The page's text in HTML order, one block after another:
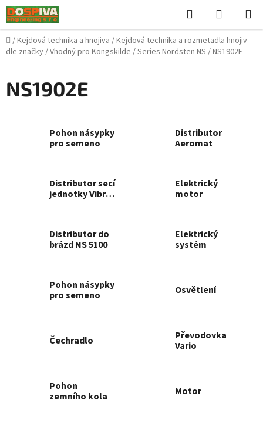
Přejít
na
obsah
Hledat
KOŠÍK
Domů
/Kejdová technika a hnojiva/Kejdová technika a rozmetadla hnojiv
dle značky/Vhodný pro Kongskilde/Series Nordsten NS/NS1902E
NS1902E
Pohon násypky
pro semeno
Distributor
Aeromat
Distributor secí
jednotky Vibro,
Elektrický
motor
Distributor do
brázd NS 5100
Elektrický
systém
Pohon násypky
pro semeno
Osvětlení
Čechradlo
Převodovka
Vario
Pohon
zemního kola
Motor